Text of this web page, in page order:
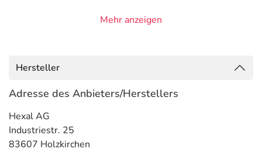
Zwölffingerdarmgeschwüren
Magengeschwüren
Medikamente, wie zum Beispiel durch bestimmte
- Vorbeugung von Geschwüren im Verdauungstrakt,
verursacht durch Medikamente, wie zum Beispiel durch
Mehr anzeigen
Hersteller
Adresse des Anbieters/Herstellers
Hexal AG
Industriestr. 25
83607 Holzkirchen